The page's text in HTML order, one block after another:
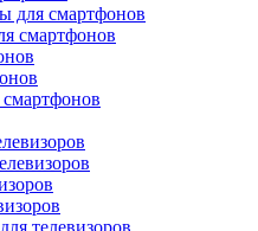
для смартфонов
смартфонов
смартфонов
телевизоров